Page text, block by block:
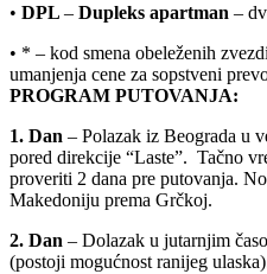
• DPL – Dupleks apartman –
• * – kod smena obeleženih
umanjenja cene za sopstveni
PROGRAM PUTOVANJA:
1. Dan – Polazak iz Beograda u
pored direkcije “Laste”. Tačno
proveriti 2 dana pre putovanja.
Makedoniju prema Grčkoj.
2. Dan – Dolazak u jutarnjim
(postoji mogućnost ranijeg